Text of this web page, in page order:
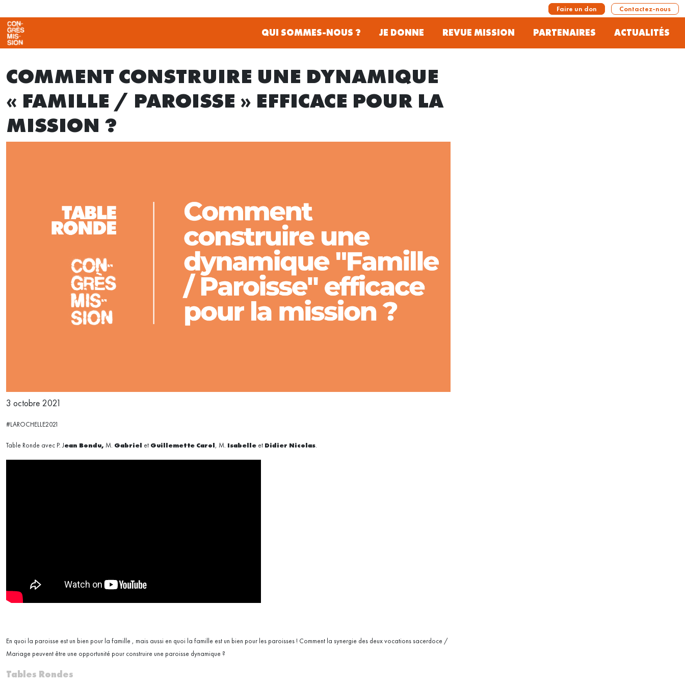
Faire un don Contactez-nous
QUI SOMMES-NOUS ? JE DONNE REVUE MISSION PARTENAIRES ACTUALITÉS
COMMENT CONSTRUIRE UNE DYNAMIQUE
« FAMILLE / PAROISSE » EFFICACE POUR LA
MISSION ?
3 octobre 2021
#LAROCHELLE2021
Table Ronde avec P. Jean Bondu, M. Gabriel et Guillemette Carol, M. Isabelle et Didier Nicolas.
En quoi la paroisse est un bien pour la famille , mais aussi en quoi la famille est un bien pour les paroisses ! Comment la synergie des deux vocations sacerdoce /
Mariage peuvent être une opportunité pour construire une paroisse dynamique ?
Tables Rondes